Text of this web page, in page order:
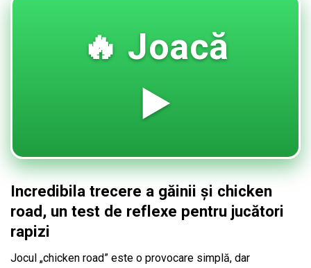
🔥 Joacă
▶️
Incredibila trecere a găinii și chicken
road, un test de reflexe pentru jucători
rapizi
Jocul „chicken road” este o provocare simplă, dar